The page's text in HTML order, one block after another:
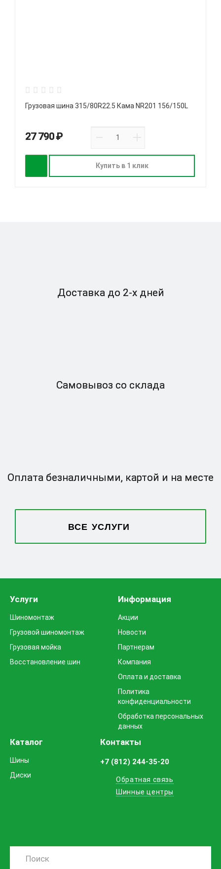
Грузовая шина 315/80R22.5 Кама NR201 156/150L
27 790 ₽
Купить в 1 клик
Доставка до 2-x дней
Самовывоз со склада
Оплата безналичными, картой и на месте
ВСЕ УСЛУГИ
Услуги
Шиномонтаж
Грузовой шиномонтаж
Грузовая мойка
Восстановление шин
Информация
Акции
Новости
Партнерам
Компания
Оплата и доставка
Политика
конфиденциальности
Обработка персональных
данных
Каталог
Шины
Диски
Контакты
+7 (812) 244-35-20
Обратная связь
Шинные центры